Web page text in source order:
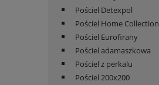
Pościel Detexpol
Pościel Home Collection
Pościel Eurofirany
Pościel adamaszkowa
Pościel z perkalu
Pościel 200x200